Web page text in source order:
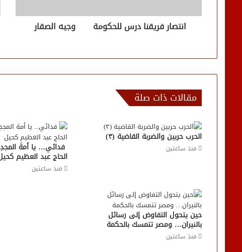
انتصار فريقنا درس للحكومة وجيه الصقار
مقالات ذات صلة
الحرب حربين والضربة القاضية (٣)
منذ ساعتين فدائي… يا أمةَ
الحاج عبد العظيم
منذ ساعتين
حين يتحول التفاوض إلى رسائل
بالنيران… ومصر تتمسك بالحكمة
منذ ساعتين